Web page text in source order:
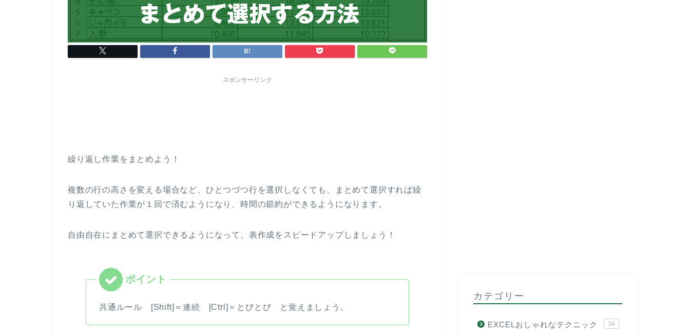
スポンサーリンク
繰り返し作業をまとめよう！
複数の行の高さを変える場合など、ひとつづつ行を選択しなくても、まとめて選択すれば繰
り返していた作業が１回で済むようになり、時間の節約ができるようになります。
自由自在にまとめて選択できるようになって、表作成をスピードアップしましょう！
共通ルール [Shift]＝連続 [Ctrl]＝とびとび と覚えましょう。
カテゴリー
EXCELおしゃれなテクニック 24